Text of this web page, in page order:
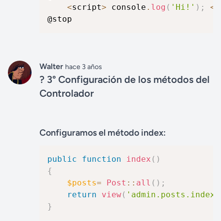
<script> console . log ( 'Hi!' ) ; <
@stop
Walter hace 3 años
? 3° Configuración de los métodos del
Controlador
Configuramos el método index:
public function index ( )
{
$posts= Post :: all ( ) ;
return
view( 'admin.posts.index'
}